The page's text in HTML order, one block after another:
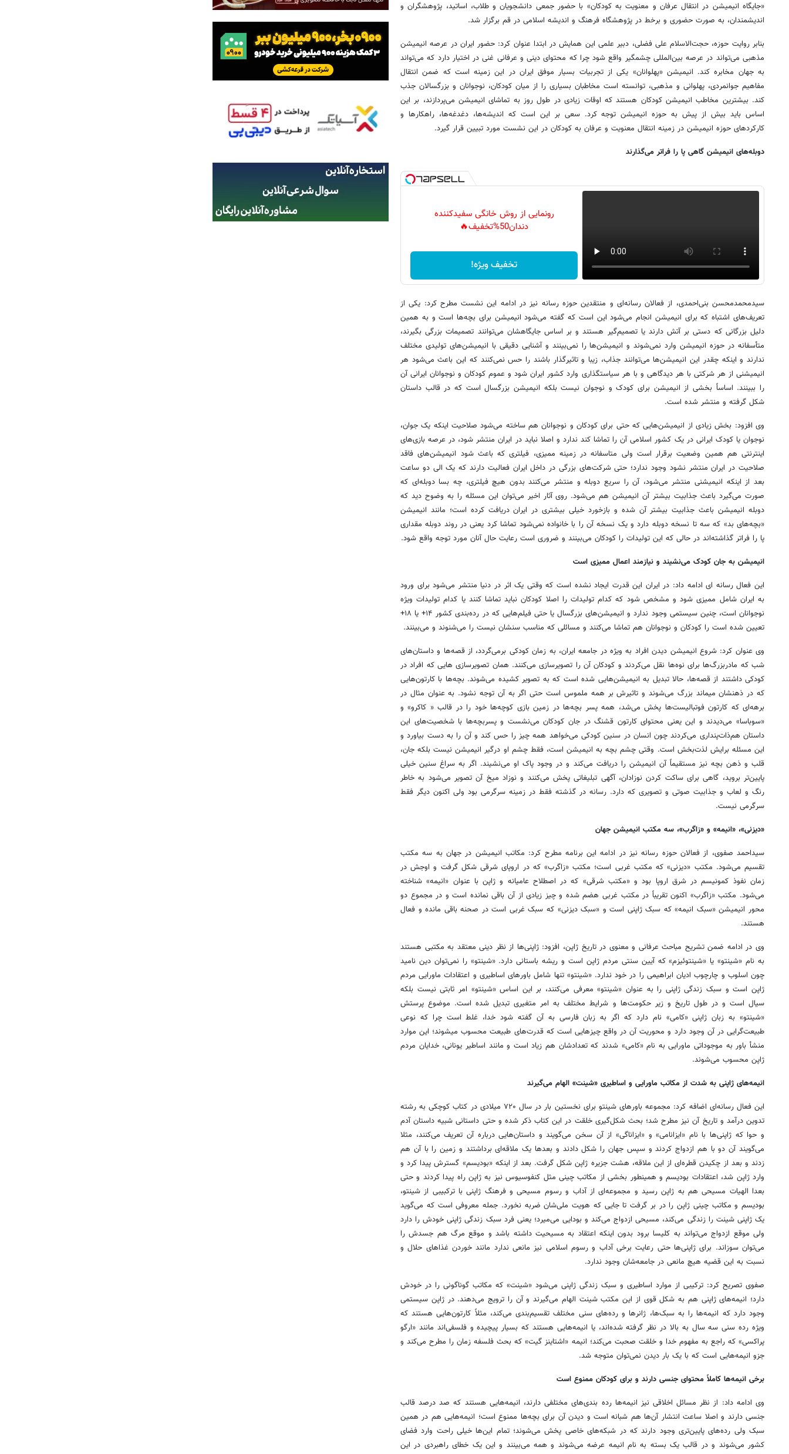
«جایگاه انیمیشن در انتقال عرفان و معنویت به کودکان» با حضور جمعی دانشجویان و طلاب، اساتید، پژوهشگران و
اندیشمندان، به صورت حضوری و برخط در پژوهشگاه فرهنگ و اندیشه اسلامی در قم برگزار شد.
بنابر روایت حوزه، حجت‌الاسلام علی فضلی، دبیر علمی این همایش در ابتدا عنوان کرد: حضور ایران در عرصه انیمیشن
مذهبی می‌تواند در عرصه بین‌المللی چشمگیر واقع شود چرا که محتوای دینی و عرفانی غنی در اختیار دارد که می‌تواند
به جهان مخابره کند. انیمیشن «پهلوانان» یکی از تجربیات بسیار موفق ایران در این زمینه است که ضمن انتقال
مفاهیم جوانمردی، پهلوانی و مذهبی، توانسته است مخاطبان بسیاری را از میان کودکان، نوجوانان و بزرگسالان جذب
کند. بیشترین مخاطب انیمیشن کودکان هستند که اوقات زیادی در طول روز به تماشای انیمیشن می‌پردازند، بر این
اساس باید بیش از پیش به حوزه انیمیشن توجه کرد. سعی بر این است که اندیشه‌ها، دغدغه‌ها، راهکارها و
کارکردهای حوزه انیمیشن در زمینه انتقال معنویت و عرفان به کودکان در این نشست مورد تبیین قرار گیرد.
دوبله‌های انیمیشن گاهی پا را فراتر می‌گذارند
رونمایی از روش خانگی سفیدکننده
دندان50%تخفیف🔥
تخفیف ویژه!
سیدمحمدمحسن بنی‌احمدی، از فعالان رسانه‌ای و منتقدین حوزه رسانه نیز در ادامه این نشست مطرح کرد: یکی از
تعریف‌های اشتباه که برای انیمیشن انجام می‌شود این است که گفته می‌شود انیمیشن برای بچه‌ها است و به همین
دلیل بزرگانی که دستی بر آتش دارند یا تصمیم‌گیر هستند و بر اساس جایگاهشان می‌توانند تصمیمات بزرگی بگیرند،
متأسفانه در حوزه انیمیشن وارد نمی‌شوند و انیمیشن‌ها را نمی‌بینند و آشنایی دقیقی با انیمیشن‌های تولیدی مختلف
ندارند و اینکه چقدر این انیمیشن‌ها می‌توانند جذاب، زیبا و تاثیرگذار باشند را حس نمی‌کنند که این باعث می‌شود هر
انیمیشنی از هر شرکتی با هر دیدگاهی و با هر سیاست‎گذاری وارد کشور ایران شود و عموم کودکان و نوجوانان ایرانی آن
را ببینند. اساساً بخشی از انیمیشن برای کودک و نوجوان نیست بلکه انیمیشن بزرگسال است که در قالب داستان
شکل گرفته و منتشر شده است.
وی افزود: بخش زیادی از انیمیشن‌هایی که حتی برای کودکان و نوجوانان هم ساخته می‌شود صلاحیت اینکه یک جوان،
نوجوان یا کودک ایرانی در یک کشور اسلامی آن را تماشا کند ندارد و اصلا نباید در ایران منتشر شود، در عرصه بازی‌های
اینترنتی هم همین وضعیت برقرار است ولی متاسفانه در زمینه ممیزی، فیلتری که باعث شود انیمیشن‌های فاقد
صلاحیت در ایران منتشر نشود وجود ندارد؛ حتی شرکت‌های بزرگی در داخل ایران فعالیت دارند که یک الی دو ساعت
بعد از اینکه انیمیشنی منتشر می‌شود، آن را سریع دوبله و منتشر می‌کنند بدون هیچ فیلتری، چه بسا دوبله‌ای که
صورت می‌گیرد باعث جذابیت بیشتر آن انیمیشن هم می‌شود. روی آثار اخیر می‌توان این مسئله را به وضوح دید که
دوبله انیمیشن باعث جذابیت بیشتر آن شده و بازخورد خیلی بیشتری در ایران دریافت کرده است؛ مانند انیمیشن
«بچه‌های بد» که سه تا نسخه دوبله دارد و یک نسخه آن را با خانواده نمی‌شود تماشا کرد یعنی در روند دوبله مقداری
پا را فراتر گذاشته‌اند در حالی که این تولیدات را کودکان می‌بینند و ضروری است رعایت حال آنان مورد توجه واقع شود.
انیمیشن به جان کودک می‌نشیند و نیازمند اعمال ممیزی است
این فعال رسانه ای ادامه داد: در ایران این قدرت ایجاد نشده است که وقتی یک اثر در دنیا منتشر می‌شود برای ورود
به ایران شامل ممیزی شود و مشخص شود که کدام تولیدات را اصلا کودکان نباید تماشا کنند یا کدام تولیدات ویژه
نوجوانان است، چنین سیستمی وجود ندارد و انیمیشن‌های بزرگسال یا حتی فیلم‌هایی که در رده‌بندی کشور ۱۴+ یا ۱۸+
تعیین شده است را کودکان و نوجوانان هم تماشا می‌کنند و مسائلی که مناسب سنشان نیست را می‌شنوند و می‌بینند.
وی عنوان کرد: شروع انیمیشن دیدن افراد به ویژه در جامعه ایران، به زمان کودکی برمی‌گردد، از قصه‌ها و داستان‌های
شب که مادربزرگ‌ها برای نوه‌ها نقل می‌کردند و کودکان آن را تصویرسازی می‌کنند. همان تصویرسازی‎ هایی که افراد در
کودکی داشتند از قصه‌ها، حالا تبدیل به انیمیشن‌هایی شده ‌است که به تصویر کشیده می‌شوند. بچه‌ها با کارتون‌هایی
که در ذهنشان می‎ماند بزرگ می‌شوند و تاثیرش بر همه ملموس است حتی اگر به آن توجه نشود. به عنوان مثال در
برهه‌ای که کارتون فوتبالیست‌ها پخش می‌شد، همه پسر بچه‌ها در زمین بازی کوچه‌ها خود را در قالب « کاکرو» و
«سوباسا» می‌دیدند و این یعنی محتوای کارتون قشنگ در جان کودکان می‌نشست و پسربچه‌ها با شخصیت‌های این
داستان هم‌ذات‌پنداری می‌کردند چون انسان در سنین کودکی می‌خواهد همه چیز را حس کند و آن را به دست بیاورد و
این مسئله برایش لذت‌بخش است. وقتی چشم بچه به انیمیشن است، فقط چشم او درگیر انیمیشن نیست بلکه جان،
قلب و ذهن بچه نیز مستقیماً آن انیمیشن را دریافت می‌کند و در وجود پاک او می‌نشیند. اگر به سراغ سنین خیلی
پایین‌تر بروید، گاهی برای ساکت کردن نوزادان، آگهی تبلیغاتی پخش می‌کنند و نوزاد میخ آن تصویر می‌شود به خاطر
رنگ و لعاب و جذابیت صوتی و تصویری که دارد. رسانه در گذشته فقط در زمینه سرگرمی بود ولی اکنون دیگر فقط
سرگرمی نیست.
«دیزنی»، «انیمه» و «زاگرب»، سه مکتب انیمیشن جهان
سیداحمد صفوی، از فعالان حوزه رسانه نیز در ادامه این برنامه مطرح کرد: مکاتب انیمیشن در جهان به سه مکتب
تقسیم می‌شود. مکتب «دیزنی» که مکتب غربی است؛ مکتب «زاگرب» که در اروپای شرقی شکل گرفت و اوجش در
زمان نفوذ کمونیسم در شرق اروپا بود و «مکتب شرقی» که در اصطلاح عامیانه و ژاپن با عنوان «انیمه» شناخته
می‌شود. مکتب «زاگرب» اکنون تقریباً در مکتب غربی هضم شده و چیز زیادی از آن باقی نمانده است و در مجموع دو
محور انیمیشن «سبک انیمه» که سبک ژاپنی است و «سبک دیزنی» که سبک غربی است در صحنه باقی مانده‌ و فعال
هستند.
وی در ادامه ضمن تشریح مباحث عرفانی و معنوی در تاریخ ژاپن، افزود: ژاپنی‌ها از نظر دینی معتقد به مکتبی هستند
به نام «شینتو» یا «شینتوئیزم» که آیین سنتی مردم ژاپن است و ریشه باستانی دارد. «شینتو» را نمی‌توان دین نامید
چون اسلوب و چارچوب ادیان ابراهیمی را در خود ندارد. «شینتو» تنها شامل باورهای اساطیری و اعتقادات ماورایی مردم
ژاپن است و سبک زندگی ژاپنی را به عنوان «شینتو» معرفی می‌کنند، بر این اساس «شینتو» امر ثابتی نیست بلکه
سیال است و در طول تاریخ و زیر حکومت‌ها و شرایط مختلف به امر متغیری تبدیل شده است. موضوع پرستش
«شینتو» به زبان ژاپنی «کامی» نام دارد که اگر به زبان فارسی به آن گفته شود خدا، غلط است چرا که نوعی
طبیعت‌گرایی در آن وجود دارد و محوریت آن در واقع چیزهایی است که قدرت‌های طبیعت محسوب می‎شوند؛ این موارد
منشأ باور به موجوداتی ماورایی به نام «کامی» شدند که تعدادشان هم زیاد است و مانند اساطیر یونانی، خدایان مردم
ژاپن محسوب می‌شوند.
انیمه‌های ژاپنی به شدت از مکاتب ماورایی و اساطیری «شینت» الهام می‌گیرند
این فعال رسانه‌ای اضافه کرد: مجموعه باورهای شینتو برای نخستین بار در سال ۷۲۰ میلادی در کتاب کوچکی به رشته
تدوین درآمد و تاریخ آن نیز مطرح شد؛ بحث شکل‌گیری خلقت در این کتاب ذکر شده و حتی داستانی شبیه داستان آدم
و حوا که ژاپنی‌ها با نام «ایزانامی» و «ایزاناگی» از آن سخن می‌گویند و داستان‌هایی درباره آن تعریف می‌کنند، مثلا
می‌گویند آن دو با هم ازدواج کردند و سپس جهان را شکل دادند و بعدها یک ملاقه‌ای برداشتند و زمین را با آن هم
زدند و بعد از چکیدن قطره‌ای از این ملاقه، هشت جزیره ژاپن شکل گرفت. بعد از اینکه «بودیسم» گسترش پیدا کرد و
وارد ژاپن شد، اعتقادات بودیسم و همینطور بخشی از مکاتب چینی مثل کنفوسیوس نیز به ژاپن راه پیدا کردند و حتی
بعدا الهیات مسیحی هم به ژاپن رسید و مجموعه‌ای از آداب و رسوم مسیحی و فرهنگ ژاپنی با ترکبیبی از شینتو،
بودیسم و مکاتب چینی ژاپن را در بر گرفت تا جایی که هویت ملی‌شان ضربه نخورد. جمله معروفی است که می‌گوید
یک ژاپنی شینت را زندگی می‌کند، مسیحی ازدواج می‌کند و بودایی می‌میرد؛ یعنی فرد سبک زندگی ژاپنی خودش را دارد
ولی موقع ازدواج می‌تواند به کلیسا برود بدون اینکه اعتقاد به مسیحیت داشته باشد و موقع مرگ هم جسدش را
می‌توان سوزاند. برای ژاپنی‌ها حتی رعایت برخی آداب و رسوم اسلامی نیز مانعی ندارد مانند خوردن غذاهای حلال و
نسبت به این قضیه هیچ مانعی در جامعه‌شان وجود ندارد.
صفوی تصریح کرد: ترکیبی از موارد اساطیری و سبک زندگی ژاپنی می‌شود «شینت» که مکاتب گوناگونی را در خودش
دارد؛ انیمه‌های ژاپنی هم به شکل قوی از این مکتب شینت الهام می‌گیرند و آن را ترویج می‌دهند. در ژاپن سیستمی
وجود دارد که انیمه‌ها را به سبک‌ها، ژانرها و رده‌های سنی مختلف تقسیم‌بندی می‌کند، مثلاً کارتون‌هایی هستند که
ویژه رده سنی سه سال به بالا در نظر گرفته شده‌اند، یا انیمه‌هایی هستند که بسیار پیچیده و فلسفی‌اند مانند «ارگو
پراکسی» که راجع به مفهوم خدا و خلقت صحبت می‌کند؛ انیمه «اشتاینز گیت» که بحث فلسفه زمان را مطرح می‌کند و
جزو انیمه‌هایی است که با یک بار دیدن نمی‌توان متوجه شد.
برخی انیمه‌ها کاملاً محتوای جنسی دارند و برای کودکان ممنوع است
وی ادامه داد: از نظر مسائل اخلاقی نیز انیمه‌ها رده بندی‌های مختلفی دارند، انیمه‌هایی هستند که صد درصد قالب
جنسی دارند و اصلا ساعت انتشار آن‌ها هم شبانه است و دیدن آن برای بچه‌ها ممنوع است؛ انیمه‌هایی هم در همین
سبک ولی رده‌های پایین‌تری وجود دارند که در شبکه‌های خاصی پخش می‌شوند؛ تمام این‌ها خیلی راحت وارد فضای
کشور می‌شوند و در قالب یک بسته به نام انیمه عرضه می‌شوند و همه می‌بینند و این یک خطای راهبردی در این